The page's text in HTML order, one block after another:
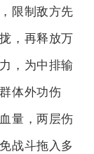
限制敌方先
，再释放万
，为中排输
体外功伤
量，两层伤
战斗拖入多